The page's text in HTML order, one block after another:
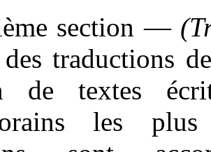
section —
des traductions
de textes
les